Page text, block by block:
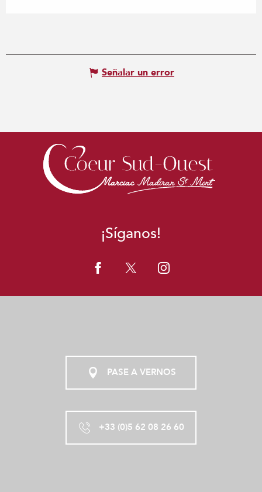
Señalar un error
¡Síganos!
PASE A VERNOS
+33 (0)5 62 08 26 60